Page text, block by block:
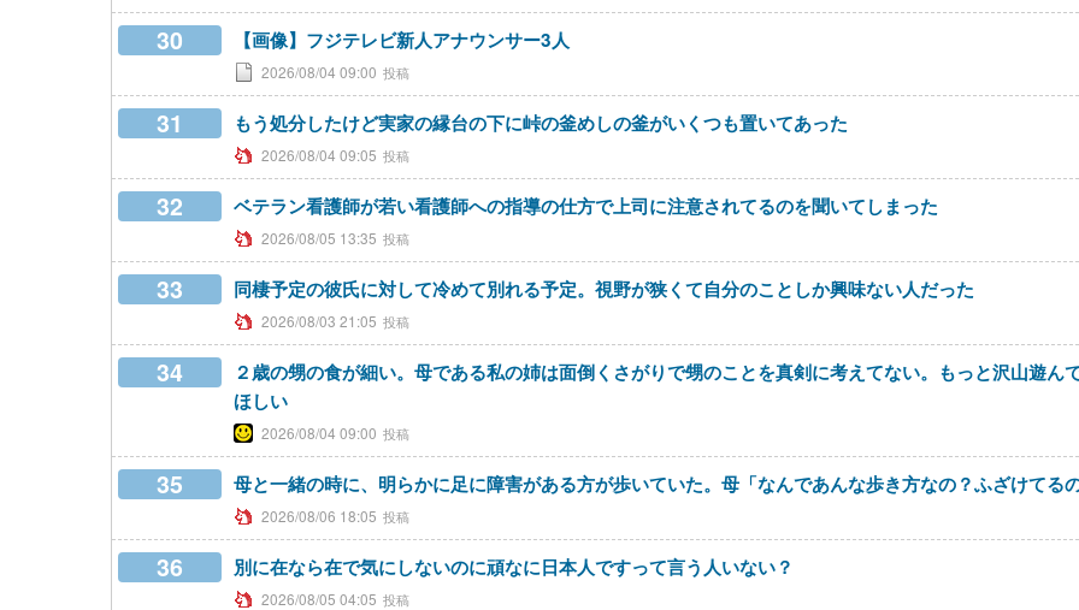
30 【画像】フジテレビ新人アナウンサー3人
2026/08/04 09:00
31 もう処分したけど実家の縁台の下に峠の釜めしの釜がいくつも置いてあった
2026/08/04 09:05
32 ベテラン看護師が若い看護師への指導の仕方で上司に注意されてるのを聞いてしまった
2026/08/05 13:35
33 同棲予定の彼氏に対して冷めて別れる予定。視野が狭くて自分のことしか興味ない人だった
2026/08/03 21:05
34
２歳の甥の食が細い。母である私の姉は面倒くさがりで甥のことを真剣に考えてない。もっと沢山遊
ほしい
2026/08/04 09:00
35 母と一緒の時に、明らかに足に障害がある方が歩いていた。母「なんであんな歩き方なの？ふざけてる
2026/08/06 18:05
36 別に在なら在で気にしないのに頑なに日本人ですって言う人いない？
2026/08/05 04:05